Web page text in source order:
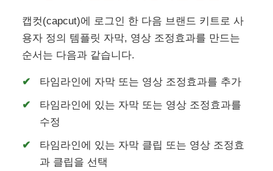
캡컷(capcut)에 로그인 한 다음 브랜드 키트로 사
용자 정의 템플릿 자막, 영상 조정효과를 만드는
순서는 다음과 같습니다.
타임라인에 자막 또는 영상 조정효과를 추가
타임라인에 있는 자막 또는 영상 조정효과를
수정
타임라인에 있는 자막 클립 또는 영상 조정효
과 클립을 선택